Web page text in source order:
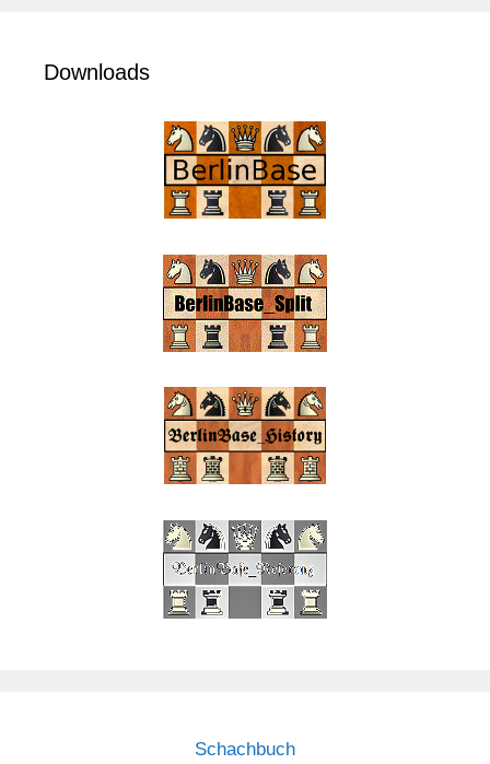
Downloads
Schachbuch